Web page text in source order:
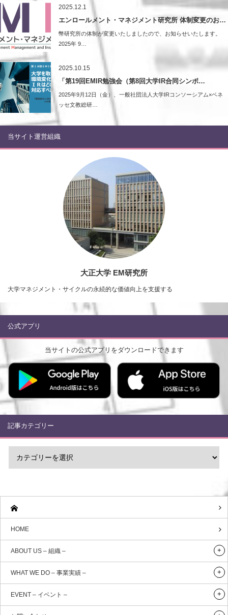
2025.12.1
エンロールメント・マネジメント研究所 体制変更のお…
幣研究所の体制が変更いたしましたので、お知らせいたします。
2025年 9…
2025.10.15
「第19回EMIR勉強会（第8回大学IR合同シンポ…
2025年9月12日（金）、一般社団法人大学IRコンソーシアム×ベネ
ッセ文教総研…
当サイト運営組織
大正大学 EM研究所
大学マネジメント・サイクルの永続的な価値向上を支援する
公式アプリ
当サイトの公式アプリをダウンロードできます
記事カテゴリー
HOME
ABOUT US – 組織 –
WHAT WE DO – 事業実績 –
EVENT – イベント –